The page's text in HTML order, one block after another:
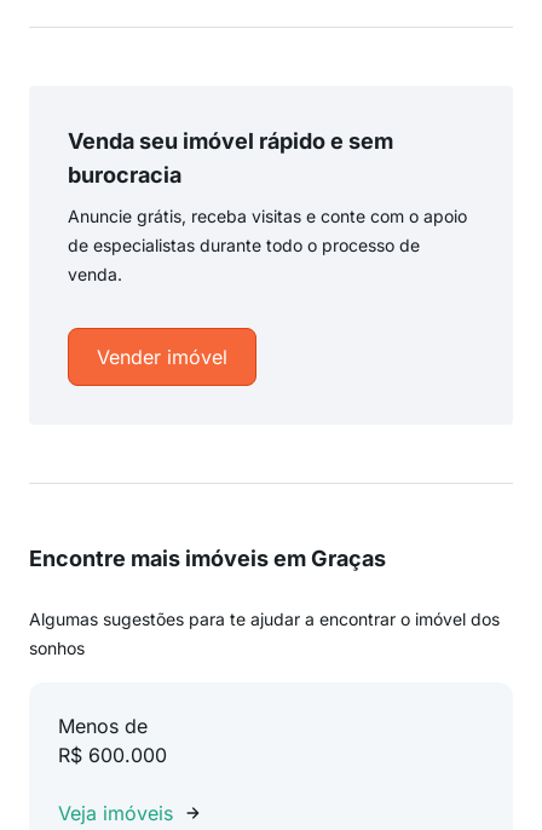
Venda seu imóvel rápido e sem
burocracia
Anuncie grátis, receba visitas e conte com o apoio
de especialistas durante todo o processo de
venda.
Vender imóvel
Encontre mais imóveis em Graças
Algumas sugestões para te ajudar a encontrar o imóvel dos
sonhos
Menos de
R$ 600.000
Veja imóveis